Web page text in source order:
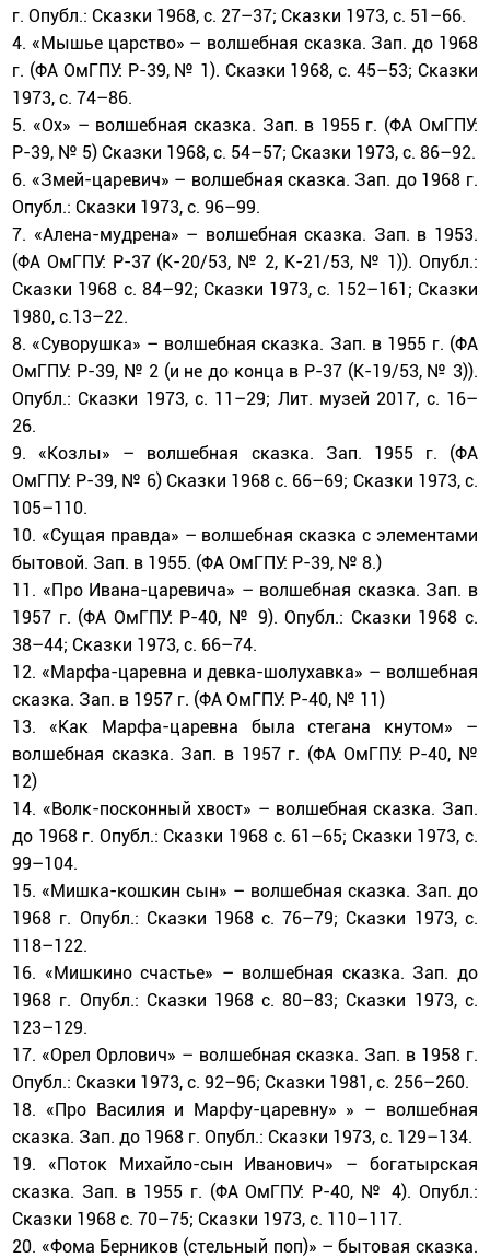
г. Опубл.: Сказки 1968, с. 27–37; Сказки 1973, с. 51–66.
4. «Мышье царство» – волшебная сказка. Зап. до 1968
г. (ФА ОмГПУ: Р-39, № 1). Сказки 1968, с. 45–53; Сказки
1973, с. 74–86.
5. «Ох» – волшебная сказка. Зап. в 1955 г. (ФА ОмГПУ:
Р-39, № 5) Сказки 1968, с. 54–57; Сказки 1973, с. 86–92.
6. «Змей-царевич» – волшебная сказка. Зап. до 1968 г.
Опубл.: Сказки 1973, с. 96–99.
7. «Алена-мудрена» – волшебная сказка. Зап. в 1953.
(ФА ОмГПУ: Р-37 (К-20/53, № 2, К-21/53, № 1)). Опубл.:
Сказки 1968 с. 84–92; Сказки 1973, с. 152–161; Сказки
1980, с.13–22.
8. «Суворушка» – волшебная сказка. Зап. в 1955 г. (ФА
ОмГПУ: Р-39, № 2 (и не до конца в Р-37 (К-19/53, № 3)).
Опубл.: Сказки 1973, с. 11–29; Лит. музей 2017, с. 16–
26.
9. «Козлы» – волшебная сказка. Зап. 1955 г. (ФА
ОмГПУ: Р-39, № 6) Сказки 1968 с. 66–69; Сказки 1973, с.
105–110.
10. «Сущая правда» – волшебная сказка с элементами
бытовой. Зап. в 1955. (ФА ОмГПУ: Р-39, № 8.)
11. «Про Ивана-царевича» – волшебная сказка. Зап. в
1957 г. (ФА ОмГПУ: Р-40, № 9). Опубл.: Сказки 1968 с.
38–44; Сказки 1973, с. 66–74.
12. «Марфа-царевна и девка-шолухавка» – волшебная
сказка. Зап. в 1957 г. (ФА ОмГПУ: Р-40, № 11)
13. «Как Марфа-царевна была стегана кнутом» –
волшебная сказка. Зап. в 1957 г. (ФА ОмГПУ: Р-40, №
12)
14. «Волк-посконный хвост» – волшебная сказка. Зап.
до 1968 г. Опубл.: Сказки 1968 с. 61–65; Сказки 1973, с.
99–104.
15. «Мишка-кошкин сын» – волшебная сказка. Зап. до
1968 г. Опубл.: Сказки 1968 с. 76–79; Сказки 1973, с.
118–122.
16. «Мишкино счастье» – волшебная сказка. Зап. до
1968 г. Опубл.: Сказки 1968 с. 80–83; Сказки 1973, с.
123–129.
17. «Орел Орлович» – волшебная сказка. Зап. в 1958 г.
Опубл.: Сказки 1973, с. 92–96; Сказки 1981, с. 256–260.
18. «Про Василия и Марфу-царевну» » – волшебная
сказка. Зап. до 1968 г. Опубл.: Сказки 1973, с. 129–134.
19. «Поток Михайло-сын Иванович» – богатырская
сказка. Зап. в 1955 г. (ФА ОмГПУ: Р-40, № 4). Опубл.:
Сказки 1968 с. 70–75; Сказки 1973, с. 110–117.
20. «Фома Берников (стельный поп)» – бытовая сказка.